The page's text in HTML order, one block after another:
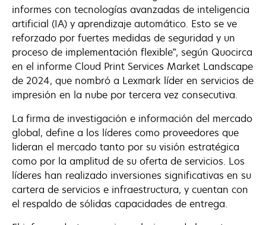
informes con tecnologías avanzadas de inteligencia
artificial (IA) y aprendizaje automático. Esto se ve
reforzado por fuertes medidas de seguridad y un
proceso de implementación flexible”, según Quocirca
en el informe Cloud Print Services Market Landscape
de 2024, que nombró a Lexmark líder en servicios de
impresión en la nube por tercera vez consecutiva.
La firma de investigación e información del mercado
global, define a los líderes como proveedores que
lideran el mercado tanto por su visión estratégica
como por la amplitud de su oferta de servicios. Los
líderes han realizado inversiones significativas en su
cartera de servicios e infraestructura, y cuentan con
el respaldo de sólidas capacidades de entrega.